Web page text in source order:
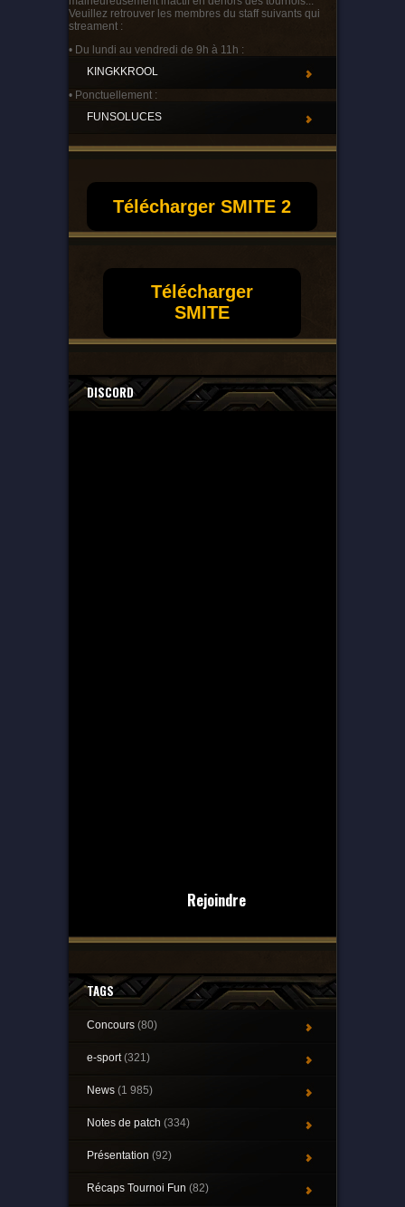
Veuillez retrouver les membres du staff suivants qui
streament :
• Du lundi au vendredi de 9h à 11h :
KINGKKROOL
• Ponctuellement :
FUNSOLUCES
Télécharger SMITE 2
Télécharger
SMITE
DISCORD
Rejoindre
TAGS
Concours (80)
e-sport(321)
News (1 985)
Notes de patch (334)
Présentation (92)
Récaps Tournoi Fun (82)